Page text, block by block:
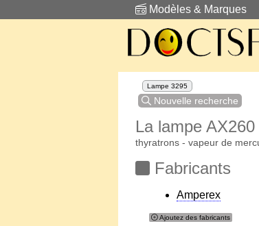
Modèles & Marques
Lampe 3295
Nouvelle recherche
La lampe AX260
thyratrons - vapeur de
Fabricants
Amperex
Ajoutez des fabricants